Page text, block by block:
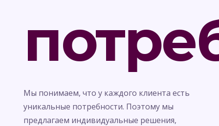
Мы понимаем, что у каждого клиента есть
уникальные потребности. Поэтому мы
предлагаем индивидуальные решения,